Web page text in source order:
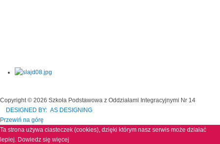
Copyright © 2026 Szkoła Podstawowa z Oddziałami Integracyjnymi Nr 14
DESIGNED BY: AS DESIGNING
Przewiń na górę
Ta strona używa ciasteczek (cookies), dzięki którym nasz serwis może działać
lepiej. Dowiedz się więcej